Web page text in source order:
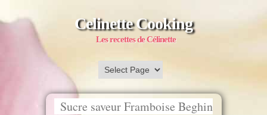
Celinette Cooking
Les recettes de Célinette
Sucre saveur Framboise Beghin